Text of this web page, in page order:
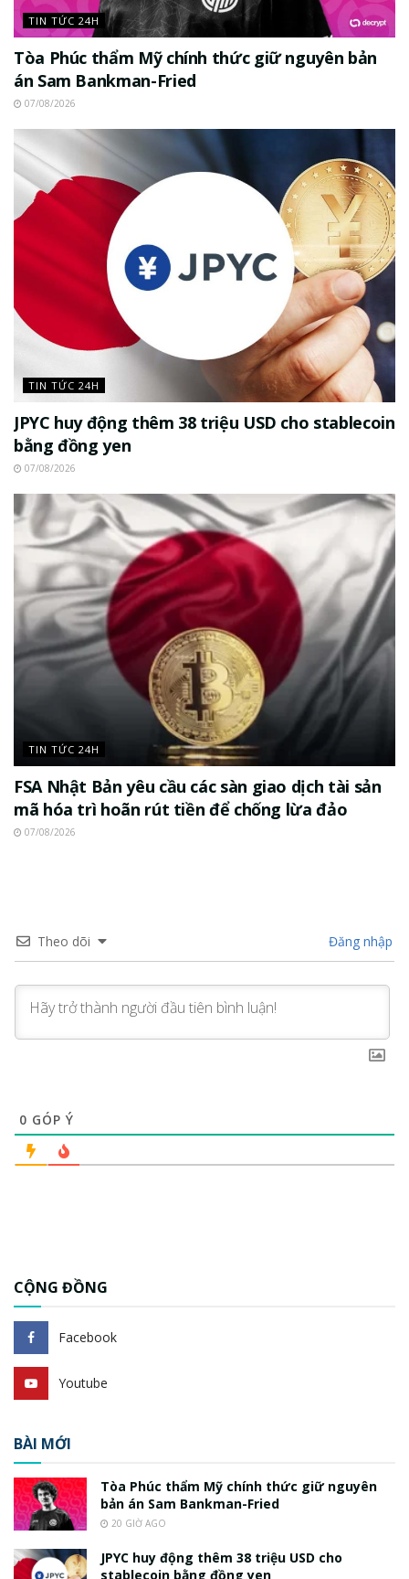
TIN TỨC 24H
Tòa Phúc thẩm Mỹ chính thức giữ nguyên bản
án Sam Bankman-Fried
07/08/2026
TIN TỨC 24H
JPYC huy động thêm 38 triệu USD cho stablecoin
bằng đồng yen
07/08/2026
TIN TỨC 24H
FSA Nhật Bản yêu cầu các sàn giao dịch tài sản
mã hóa trì hoãn rút tiền để chống lừa đảo
07/08/2026
Theo dõi Đăng nhập
0 GÓP Ý
CỘNG ĐỒNG
Facebook
Youtube
BÀI MỚI
Tòa Phúc thẩm Mỹ chính thức giữ nguyên
bản án Sam Bankman-Fried
20 GIỜ AGO
JPYC huy động thêm 38 triệu USD cho
stablecoin bằng đồng yen